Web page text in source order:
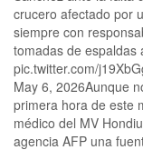
crucero afectado por
siempre con
tomadas de
pic.twitter.com/
May 6, 2026Aunque
primera hora de este
médico del MV
agencia AFP una